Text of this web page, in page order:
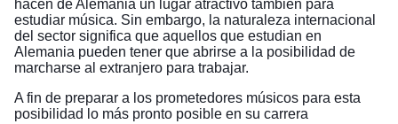
hacen de Alemania un lugar atractivo también para
estudiar música. Sin embargo, la naturaleza internacional
del sector significa que aquellos que estudian en
Alemania pueden tener que abrirse a la posibilidad de
marcharse al extranjero para trabajar.
A fin de preparar a los prometedores músicos para esta
posibilidad lo más pronto posible en su carrera